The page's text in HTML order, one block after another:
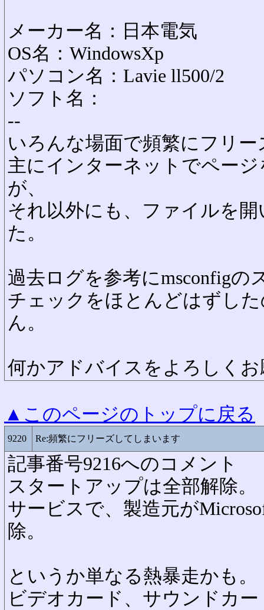
メーカー名：日本電気
OS名：WindowsXp
パソコン名：Lavie ll500/2
ソフト名：
--
いろんな場面で頻繁にフリ
主にインターネットでペー
が、
それ以外にも、ファイルを
た。
過去ログを参考にmsconfigの
チェックをほとんどはずし
ん。
何かアドバイスをよろしく
▲このページのトップに戻る
9220 Re:頻繁にフリーズしてしまいます
記事番号9216へのコメント
スタートアップは全部解除。
サービスで、製造元が
除。
というか単なる熱暴走かも。
ビデオカード、サウンドカ